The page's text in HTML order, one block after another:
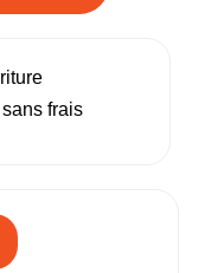
frais